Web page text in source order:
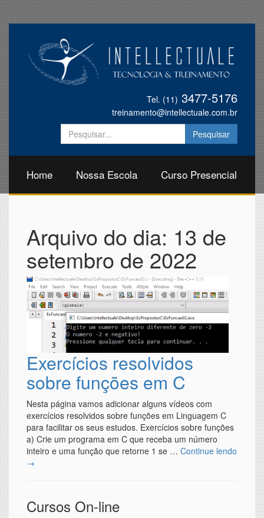
Tel. (11) 3477-5176
treinamento@intellectuale.com.br
Home Nossa Escola Curso Presencial
Arquivo do dia: 13 de
setembro de 2022
Exercícios resolvidos
sobre funções em C
Nesta página vamos adicionar alguns vídeos com
exercícios resolvidos sobre funções em Linguagem C
para facilitar os seus estudos. Exercícios sobre funções
a) Crie um programa em C que receba um número
inteiro e uma função que retorne 1 se … Continue lendo
→
Cursos On-line